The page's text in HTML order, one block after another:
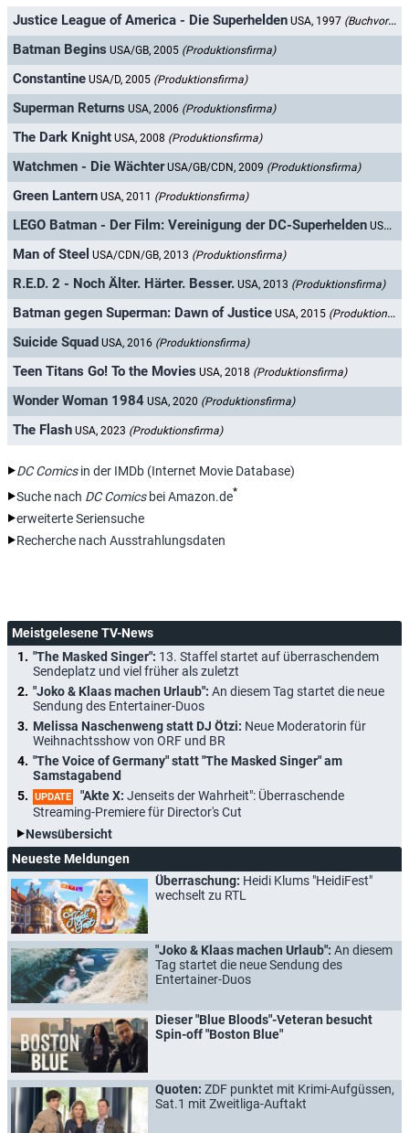
Justice League of America - Die Superhelden USA, 1997 (Buchvorlage)
Batman Begins USA/GB, 2005 (Produktionsfirma)
Constantine USA/D, 2005 (Produktionsfirma)
Superman Returns USA, 2006 (Produktionsfirma)
The Dark Knight USA, 2008 (Produktionsfirma)
Watchmen - Die Wächter USA/GB/CDN, 2009 (Produktionsfirma)
Green Lantern USA, 2011 (Produktionsfirma)
LEGO Batman - Der Film: Vereinigung der DC-Superhelden USA/GB, 2013
Man of Steel USA/CDN/GB, 2013 (Produktionsfirma)
R.E.D. 2 - Noch Älter. Härter. Besser. USA, 2013 (Produktionsfirma)
Batman gegen Superman: Dawn of Justice USA, 2015 (Produktionsfirma)
Suicide Squad USA, 2016 (Produktionsfirma)
Teen Titans Go! To the Movies USA, 2018 (Produktionsfirma)
Wonder Woman 1984 USA, 2020 (Produktionsfirma)
The Flash USA, 2023 (Produktionsfirma)
DC Comicsin der IMDb (Internet Movie Database)
Suche nach DC Comicsbei Amazon.de*
erweiterte Seriensuche
Recherche nach Ausstrahlungsdaten
Meistgelesene TV-News
"The Masked Singer": 13. Staffel startet auf überraschendem
Sendeplatz und viel früher als zuletzt
"Joko & Klaas machen Urlaub": An diesem Tag startet die neue
Sendung des Entertainer-Duos
Melissa Naschenweng statt DJ Ötzi: Neue Moderatorin für
Weihnachtsshow von ORF und BR
"The Voice of Germany" statt "The Masked Singer" am
Samstagabend
UPDATE "Akte X: Jenseits der Wahrheit": Überraschende
Streaming-Premiere für Director's Cut
Newsübersicht
Neueste Meldungen
Überraschung: Heidi Klums "HeidiFest"
wechselt zu RTL
"Joko & Klaas machen Urlaub": An diesem
Tag startet die neue Sendung des
Entertainer-Duos
Dieser "Blue Bloods"-Veteran besucht
Spin-off "Boston Blue"
Quoten: ZDF punktet mit Krimi-Aufgüssen,
Sat.1 mit Zweitliga-Auftakt